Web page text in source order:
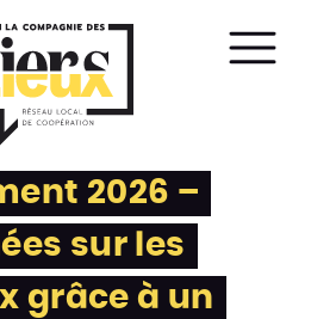
le
2026 –
sur les
grâce à un